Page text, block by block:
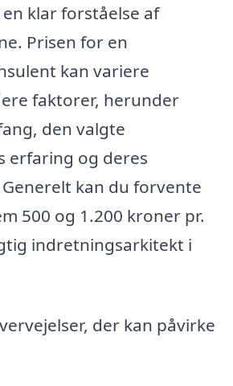
klar forståelse af
Prisen for en
kan variere
faktorer, herunder
den valgte
erfaring og deres
kan du forvente
500 og 1.200 kroner pr.
indretningsarkitekt i
der kan påvirke